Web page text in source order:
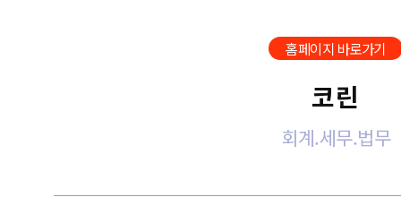
홈페이지 바로가기
코린
회계.세무.법무